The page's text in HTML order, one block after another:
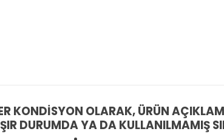
KONDİSYON OLARAK, ÜRÜN
DURUMDA YA DA KULLANILMAMIŞ